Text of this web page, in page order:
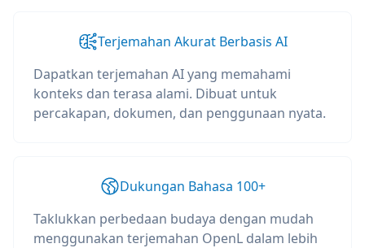
Terjemahan Akurat Berbasis AI
Dapatkan terjemahan AI yang memahami
konteks dan terasa alami. Dibuat untuk
percakapan, dokumen, dan penggunaan nyata.
Dukungan Bahasa 100+
Taklukkan perbedaan budaya dengan mudah
menggunakan terjemahan OpenL dalam lebih